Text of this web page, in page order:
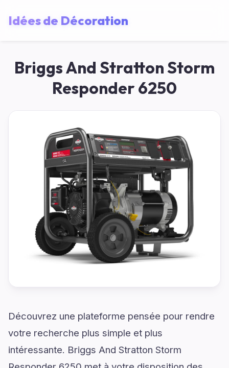
Idées de Décoration
Briggs And Stratton Storm
Responder 6250
Découvrez une plateforme pensée pour rendre
votre recherche plus simple et plus
intéressante. Briggs And Stratton Storm